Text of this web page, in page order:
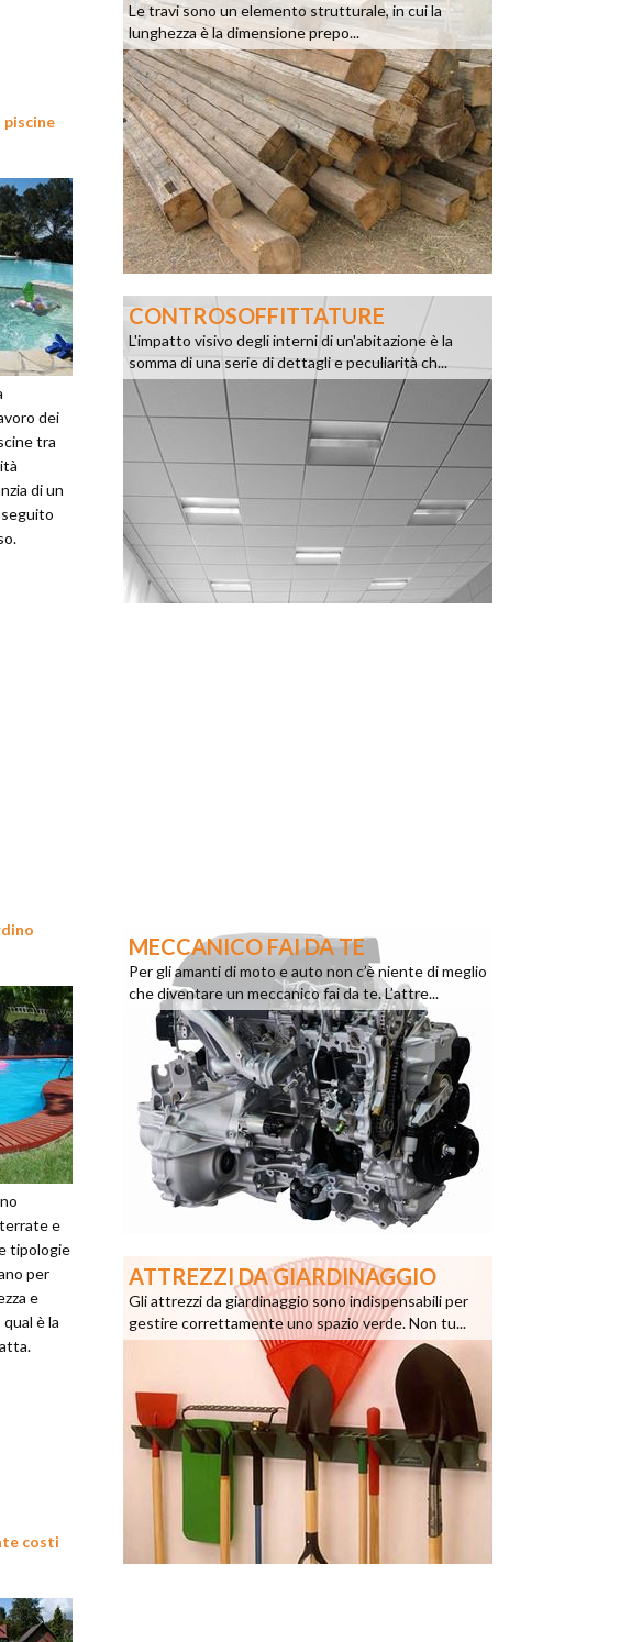
dei
tra
di un
e
tipologie
per
e
è la
costi
Le travi sono un elemento strutturale, in cui la
lunghezza è la dimensione prepo...
CONTROSOFFITTATURE
L'impatto visivo degli interni di un'abitazione è la
somma di una serie di dettagli e peculiarità ch...
MECCANICO FAI DA TE
Per gli amanti di moto e auto non c’è niente di meglio
che diventare un meccanico fai da te. L’attre...
ATTREZZI DA GIARDINAGGIO
Gli attrezzi da giardinaggio sono indispensabili per
gestire correttamente uno spazio verde. Non tu...